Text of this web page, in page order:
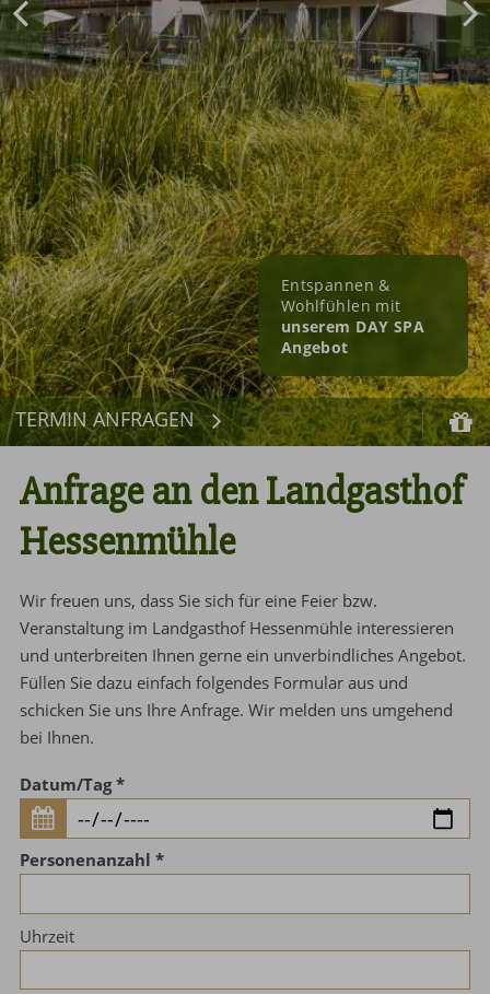
TERMIN ANFRAGEN
Entspannen &
Wohlfühlen mit
unserem DAY SPA
Angebot
Anfrage an den Landgasthof
Hessenmühle
Wir freuen uns, dass Sie sich für eine Feier bzw.
Veranstaltung im Landgasthof Hessenmühle interessieren
und unterbreiten Ihnen gerne ein unverbindliches Angebot.
Füllen Sie dazu einfach folgendes Formular aus und
schicken Sie uns Ihre Anfrage. Wir melden uns umgehend
bei Ihnen.
Datum/Tag
Personenanzahl
Uhrzeit